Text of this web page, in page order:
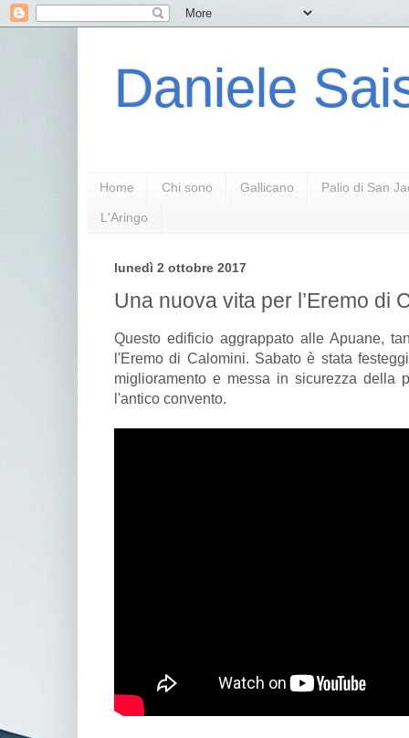
Daniele
Home Chi sono Gallicano Palio di San
L'Aringo
lunedì 2 ottobre 2017
Una nuova vita per l’Eremo di
Questo edificio aggrappato alle Apuane,
l'Eremo di Calomini. Sabato è stata
miglioramento e messa in sicurezza della
l'antico convento.